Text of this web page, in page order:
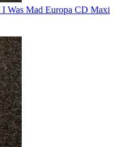
I Was Mad Europa CD Maxi